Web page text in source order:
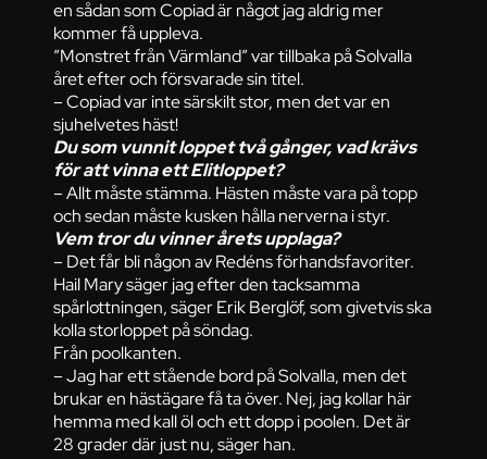
en sådan som Copiad är något jag aldrig mer
kommer få uppleva.
”Monstret från Värmland” var tillbaka på Solvalla
året efter och försvarade sin titel.
– Copiad var inte särskilt stor, men det var en
sjuhelvetes häst!
Du som vunnit loppet två gånger, vad krävs
för att vinna ett Elitloppet?
– Allt måste stämma. Hästen måste vara på topp
och sedan måste kusken hålla nerverna i styr.
Vem tror du vinner årets upplaga?
– Det får bli någon av Redéns förhandsfavoriter.
Hail Mary säger jag efter den tacksamma
spårlottningen, säger Erik Berglöf, som givetvis ska
kolla storloppet på söndag.
Från poolkanten.
– Jag har ett stående bord på Solvalla, men det
brukar en hästägare få ta över. Nej, jag kollar här
hemma med kall öl och ett dopp i poolen. Det är
28 grader där just nu, säger han.